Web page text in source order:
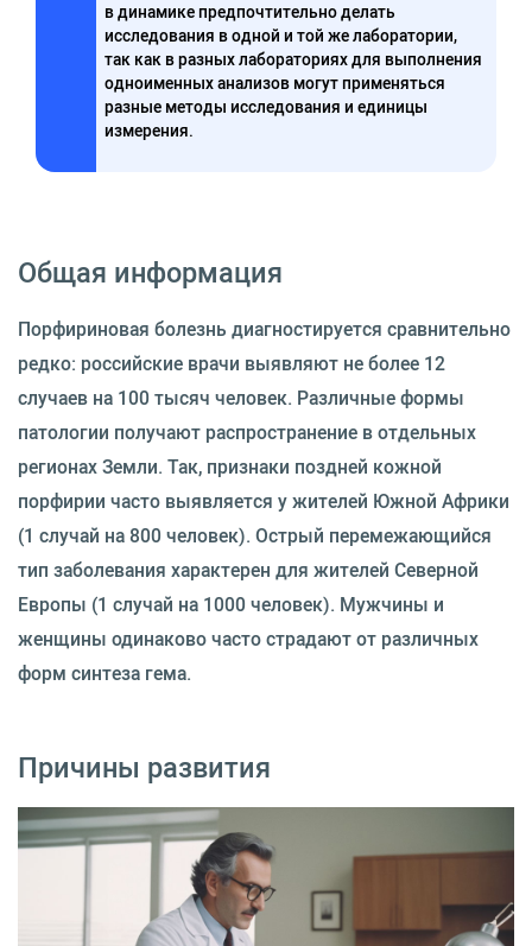
в динамике предпочтительно делать
исследования в одной и той же лаборатории,
так как в разных лабораториях для выполнения
одноименных анализов могут применяться
разные методы исследования и единицы
измерения.
Общая информация
Порфириновая болезнь диагностируется сравнительно
редко: российские врачи выявляют не более 12
случаев на 100 тысяч человек. Различные формы
патологии получают распространение в отдельных
регионах Земли. Так, признаки поздней кожной
порфирии часто выявляется у жителей Южной Африки
(1 случай на 800 человек). Острый перемежающийся
тип заболевания характерен для жителей Северной
Европы (1 случай на 1000 человек). Мужчины и
женщины одинаково часто страдают от различных
форм синтеза гема.
Причины развития